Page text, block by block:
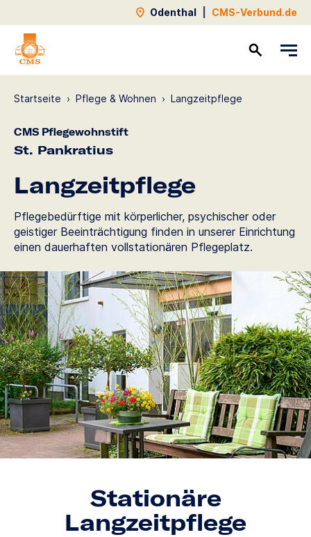
Odenthal CMS-Verbund.de
Startseite › Pflege & Wohnen › Langzeit­pflege
CMS Pflegewohnstift
St. Pankratius
Langzeit­pflege
Pflegebedürftige mit körperlicher, psychischer oder
geistiger Beeinträchtigung finden in unserer Einrichtung
einen dauerhaften vollstationären Pflegeplatz.
Stationäre
Langzeitpflege